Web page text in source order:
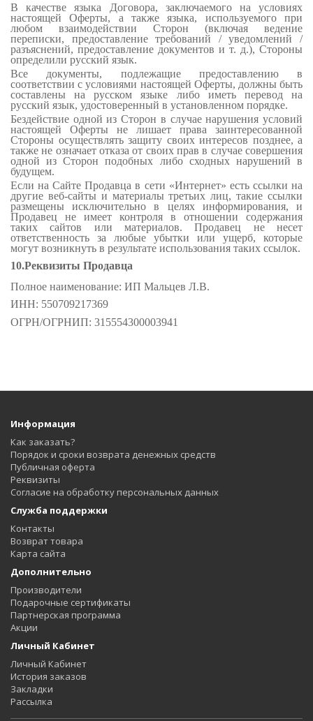
В качестве языка Договора, заключаемого на условиях
настоящей Оферты, а также языка, используемого при
любом взаимодействии Сторон (включая ведение
переписки, предоставление требований / уведомлений /
разъяснений, предоставление документов и т. д.), Стороны
определили русский язык.
Все документы, подлежащие предоставлению в
соответствии с условиями настоящей Оферты, должны быть
составлены на русском языке либо иметь перевод на
русский язык, удостоверенный в установленном порядке.
Бездействие одной из Сторон в случае нарушения условий
настоящей Оферты не лишает права заинтересованной
Стороны осуществлять защиту своих интересов позднее, а
также не означает отказа от своих прав в случае совершения
одной из Сторон подобных либо сходных нарушений в
будущем.
Если на Сайте Продавца в сети «Интернет» есть ссылки на
другие веб-сайты и материалы третьих лиц, такие ссылки
размещены исключительно в целях информирования, и
Продавец не имеет контроля в отношении содержания
таких сайтов или материалов. Продавец не несет
ответственность за любые убытки или ущерб, которые
могут возникнуть в результате использования таких ссылок.
10.Реквизиты Продавца
Полное наименование: ИП Мальцев Л.В.
ИНН: 550709217369
ОГРН/ОГРНИП: 315554300003941
Информация
Как заказать?
Порядок и сроки возврата денежных средств
Публичная оферта
Реквизиты
Согласие на обработку персональных данных
Служба поддержки
Контакты
Возврат товара
Карта сайта
Дополнительно
Производители
Подарочные сертификаты
Партнерская программа
Акции
Личный Кабинет
Личный Кабинет
История заказов
Закладки
Рассылка